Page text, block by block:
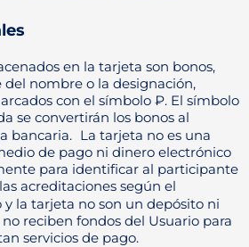
en la tarjeta son bonos,
nombre o la designación,
con el símbolo ₽. El símbolo
se convertirán los bonos al
bancaria. La tarjeta no es una
de pago ni dinero electrónico
para identificar al participante
acreditaciones según el
la tarjeta no son un depósito ni
reciben fondos del Usuario para
servicios de pago.